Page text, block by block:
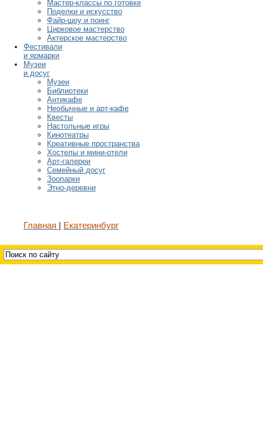
Мастер-классы по готовке
Поделки и искусство
Файр-шоу и поинг
Цирковое мастерство
Актерское мастерство
Фестивали
и ярмарки
Музеи
и досуг
Музеи
Библиотеки
Антикафе
Необычные и арт-кафе
Квесты
Настольные игры
Кинотеатры
Креативные пространства
Хостелы и мини-отели
Арт-галереи
Семейный досуг
Зоопарки
Этно-деревни
Главная Екатеринбург